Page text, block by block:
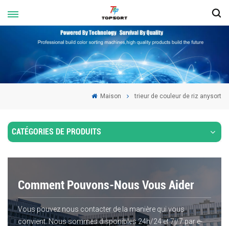
Maison trieur de couleur de riz anysort
CATÉGORIES DE PRODUITS
Comment Pouvons-Nous Vous Aider
Vous pouvez nous contacter de la manière qui vous
convient. Nous sommes disponibles 24h/24 et 7j/7 par e-